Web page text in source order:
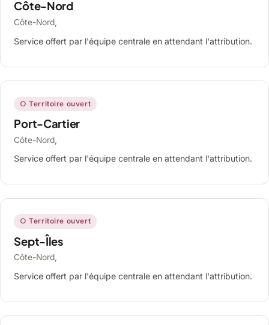
Côte-Nord
Côte-Nord,
Service offert par l'équipe centrale en attendant l'attribution.
○ Territoire ouvert
Port-Cartier
Côte-Nord,
Service offert par l'équipe centrale en attendant l'attribution.
○ Territoire ouvert
Sept-Îles
Côte-Nord,
Service offert par l'équipe centrale en attendant l'attribution.